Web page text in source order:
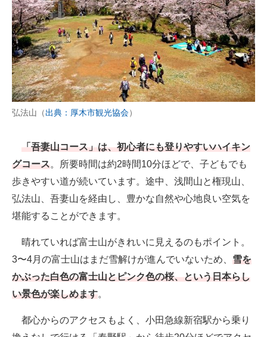
弘法山（出典：厚木市観光協会）
「吾妻山コース」は、初心者にも登りやすいハイキン
グコース。所要時間は約2時間10分ほどで、子どもでも
歩きやすい道が続いています。途中、浅間山と権現山、
弘法山、吾妻山を経由し、豊かな自然や心地良い空気を
堪能することができます。
晴れていれば富士山がきれいに見えるのもポイント。
3〜4月の富士山はまだ雪解けが進んでいないため、 雪を
かぶった白色の富士山とピンク色の桜、という日本らし
い景色が楽しめます。
都心からのアクセスもよく、小田急線新宿駅から乗り